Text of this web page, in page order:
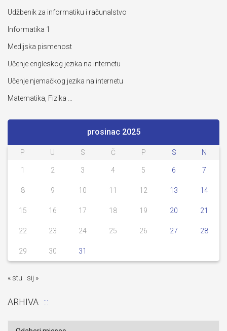
Udžbenik za informatiku i računalstvo
Informatika 1
Medijska pismenost
Učenje engleskog jezika na internetu
Učenje njemačkog jezika na internetu
Matematika, Fizika …
prosinac 2025
P U S Č P S N
1 2 3 4 5 6 7
8 9 10 11 12 13 14
15 16 17 18 19 20 21
22 23 24 25 26 27 28
29 30 31
« stu sij »
ARHIVA
Arhiva